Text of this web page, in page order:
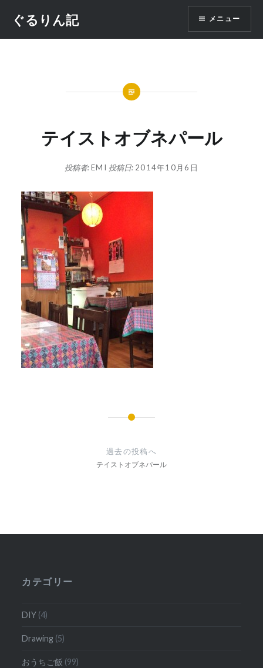
テ
ぐるりん記 メニュー
テイストオブネパール
投稿者:EMI 投稿日: 2014年10月6日
ー
過去の投稿へ
テイストオブネパール
カテゴリー
DIY (4)
Drawing (5)
おうちご飯 (99)